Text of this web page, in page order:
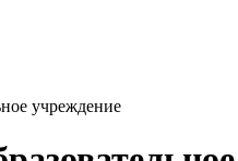
учреждение